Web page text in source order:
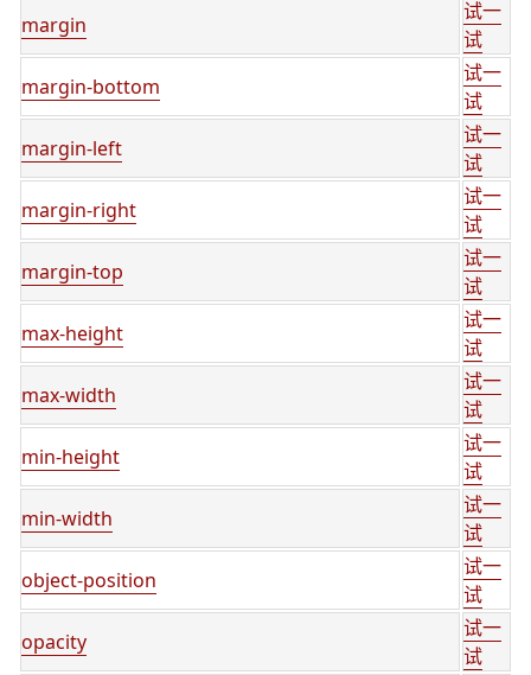
margin
试一
试
margin-bottom
试一
试
margin-left
试一
试
margin-right
试一
试
margin-top
试一
试
max-height
试一
试
max-width
试一
试
min-height
试一
试
min-width
试一
试
object-position
试一
试
opacity
试一
试